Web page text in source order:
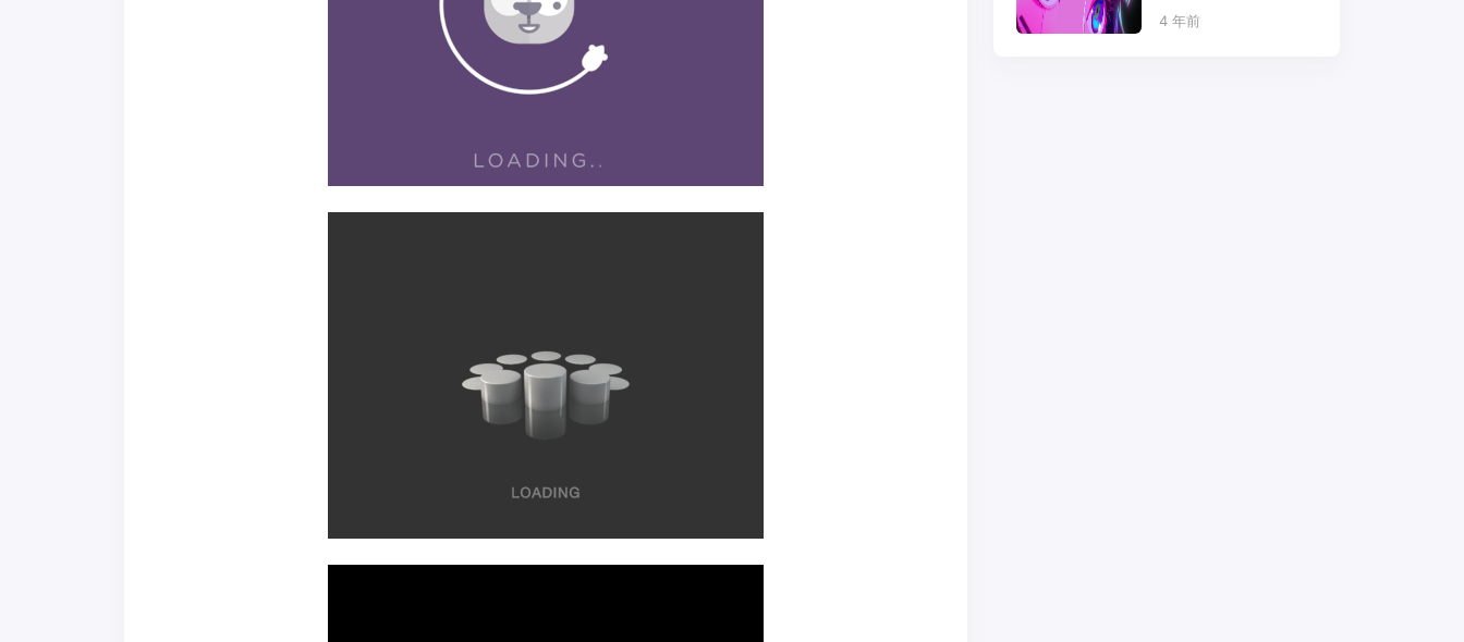
4 年前